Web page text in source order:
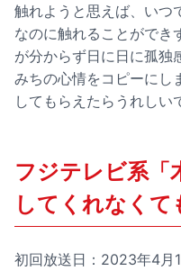
触れようと思えば、いつ
なのに触れることができ
が分からず日に日に孤
みちの心情をコピーにし
してもらえたらうれしい
フジテレビ系「
してくれなくて
初回放送日：2023年4月